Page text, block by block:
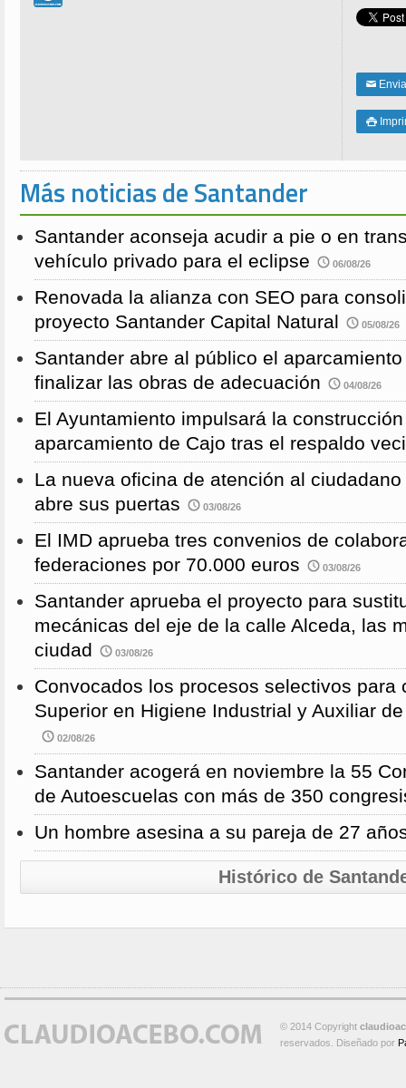
✉

Más noticias de Santander
Santander aconseja acudir a pie o en
vehículo privado para el eclipse
06/08/26
Renovada la alianza con SEO para
proyecto Santander Capital Natural
05/08/26
Santander abre al público el
finalizar las obras de adecuación
04/08/26
El Ayuntamiento impulsará la
aparcamiento de Cajo tras el respaldo
La nueva oficina de atención al
abre sus puertas
03/08/26
El IMD aprueba tres convenios de
federaciones por 70.000 euros
03/08/26
Santander aprueba el proyecto para
mecánicas del eje de la calle Alceda, las
ciudad
03/08/26
Convocados los procesos selectivos para
Superior en Higiene Industrial y Auxiliar
02/08/26
Santander acogerá en noviembre la 55
de Autoescuelas con más de 350
Un hombre asesina a su pareja de 27
Histórico de
© 2014 Copyright
reservados. Diseñado por